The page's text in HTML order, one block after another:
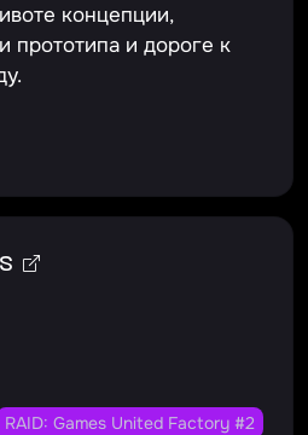
концепции,
прототипа и дороге к
RAID: Games United Factory #2